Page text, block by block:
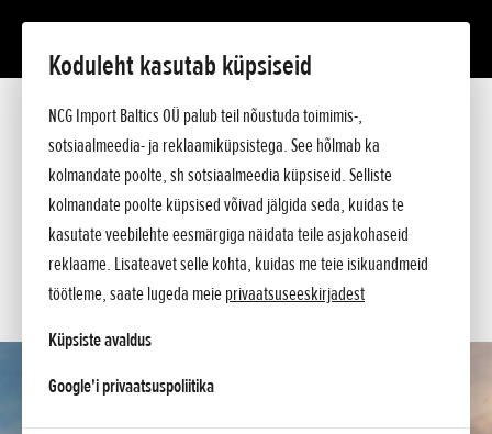
Koduleht kasutab küpsiseid
NCG Import Baltics OÜ palub teil nõustuda toimimis-,
sotsiaalmeedia- ja reklaamiküpsistega. See hõlmab ka
kolmandate poolte, sh sotsiaalmeedia küpsiseid. Selliste
kolmandate poolte küpsised võivad jälgida seda, kuidas te
kasutate veebilehte eesmärgiga näidata teile asjakohaseid
reklaame. Lisateavet selle kohta, kuidas me teie isikuandmeid
töötleme, saate lugeda meieprivaatsuseeskirjadest
Küpsiste avaldus
Google'i privaatsuspoliitikaopens in a new tab
Tutvustus
CB1000 Hornet SP
Tehnilised andmed
Küsi lisa
KÜSI PAKKUMIST
SOOVIN TEENINDUSE AEGA
KONTAKT